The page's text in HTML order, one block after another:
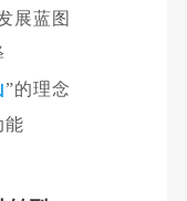
展蓝图
”的理念
能